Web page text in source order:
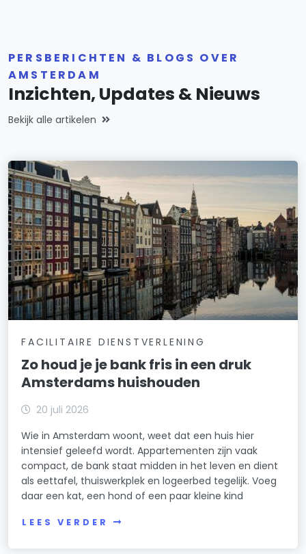
PERSBERICHTEN & BLOGS OVER
AMSTERDAM
Inzichten, Updates & Nieuws
Bekijk alle artikelen
FACILITAIRE DIENSTVERLENING
Zo houd je je bank fris in een druk
Amsterdams huishouden
20 juli 2026
Wie in Amsterdam woont, weet dat een huis hier
intensief geleefd wordt. Appartementen zijn vaak
compact, de bank staat midden in het leven en dient
als eettafel, thuiswerkplek en logeerbed tegelijk. Voeg
daar een kat, een hond of een paar kleine kind
LEES VERDER